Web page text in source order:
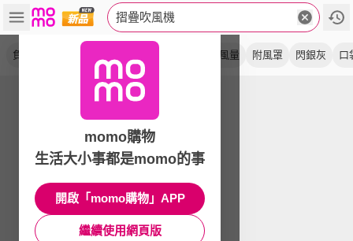
摺疊吹風機
負離子 大風量 附風罩 閃銀灰 口
momo購物
生活大小事都是momo的事
開啟「momo購物」APP
繼續使用網頁版